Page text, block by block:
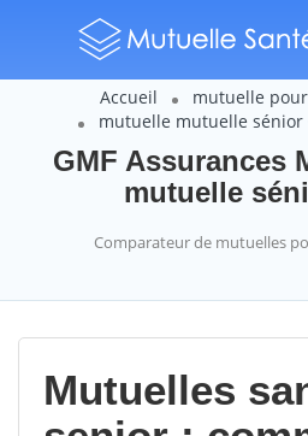
Accueil
mutuelle
mutuelle mutuelle sénior
GMF Assurances
mutuelle
Comparateur de mutuelles
Mutuelles